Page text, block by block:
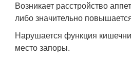
Возникает расстройство
либо значительно
Нарушается функция
место запоры.